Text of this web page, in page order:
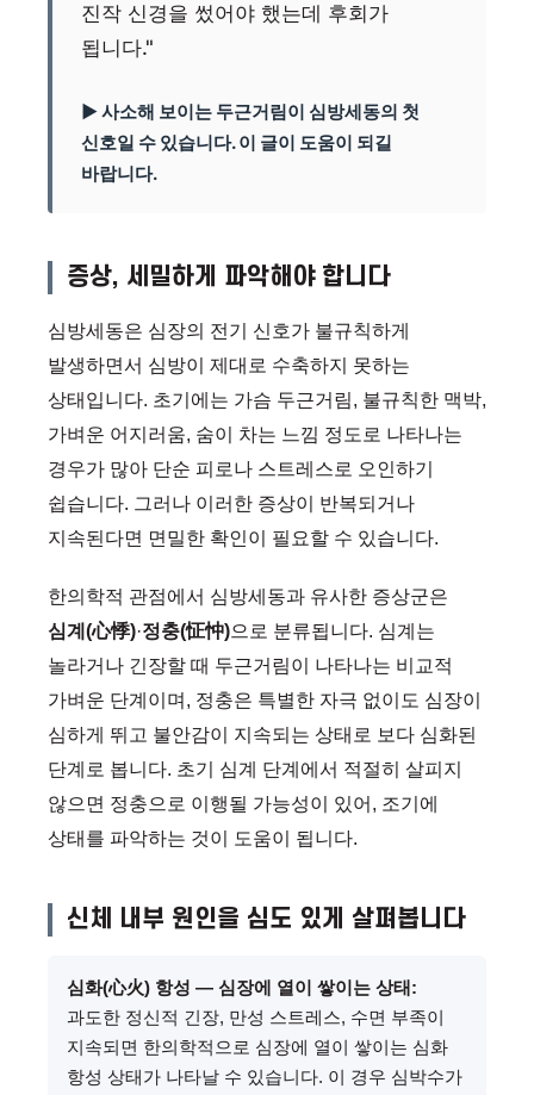
진작 신경을 썼어야 했는데 후회가
됩니다."
▶ 사소해 보이는 두근거림이 심방세동의 첫
신호일 수 있습니다. 이 글이 도움이 되길
바랍니다.
증상, 세밀하게 파악해야 합니다
심방세동은 심장의 전기 신호가 불규칙하게
발생하면서 심방이 제대로 수축하지 못하는
상태입니다. 초기에는 가슴 두근거림, 불규칙한 맥박,
가벼운 어지러움, 숨이 차는 느낌 정도로 나타나는
경우가 많아 단순 피로나 스트레스로 오인하기
쉽습니다. 그러나 이러한 증상이 반복되거나
지속된다면 면밀한 확인이 필요할 수 있습니다.
한의학적 관점에서 심방세동과 유사한 증상군은
심계(心悸)·정충(怔忡)으로 분류됩니다. 심계는
놀라거나 긴장할 때 두근거림이 나타나는 비교적
가벼운 단계이며, 정충은 특별한 자극 없이도 심장이
심하게 뛰고 불안감이 지속되는 상태로 보다 심화된
단계로 봅니다. 초기 심계 단계에서 적절히 살피지
않으면 정충으로 이행될 가능성이 있어, 조기에
상태를 파악하는 것이 도움이 됩니다.
신체 내부 원인을 심도 있게 살펴봅니다
심화(心火) 항성 — 심장에 열이 쌓이는 상태:
과도한 정신적 긴장, 만성 스트레스, 수면 부족이
지속되면 한의학적으로 심장에 열이 쌓이는 심화
항성 상태가 나타날 수 있습니다. 이 경우 심박수가